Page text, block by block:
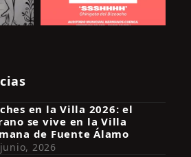
en la Villa 2026: el
se vive en la Villa
de Fuente Álamo
2026